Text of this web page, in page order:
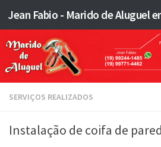
Skip to content
SERVIÇOS REALIZADOS
Instalação de coifa de